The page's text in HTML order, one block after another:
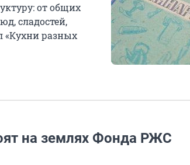
от общих
сладостей,
«Кухни разных
на землях Фонда РЖС